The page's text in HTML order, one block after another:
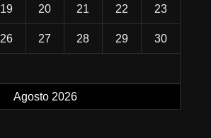
Agosto 2026
19 20 21 22 23
26 27 28 29 30